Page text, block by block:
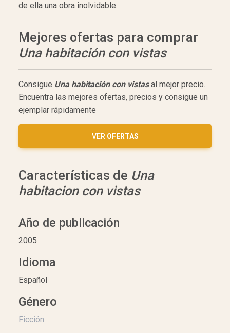
de ella una obra inolvidable.
Mejores ofertas para comprar
Una habitación con vistas
Consigue Una habitación con vistasal mejor precio.
Encuentra las mejores ofertas, precios y consigue un
ejemplar rápidamente
VER OFERTAS
Características de Una
habitacion con vistas
Año de publicación
2005
Idioma
Español
Género
Ficción